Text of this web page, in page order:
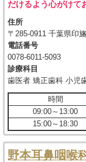
だけるよう心がけて
住所
〒285-0911 千葉県印
電話番号
0078-6011-5093
診療科目
歯医者 矯正歯科 小児
時間
09:00～13:00
15:00～18:30
野本耳鼻咽喉